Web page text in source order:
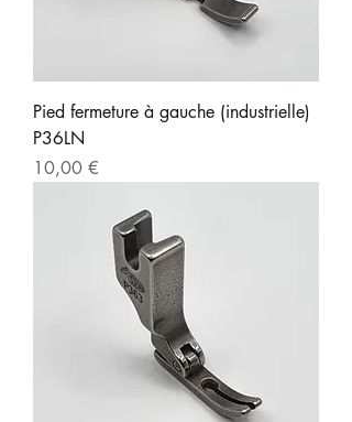
Pied fermeture à gauche (industrielle)
P36LN
Prix
10,00 €